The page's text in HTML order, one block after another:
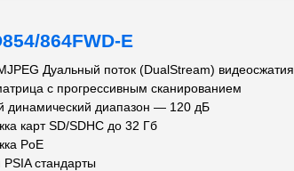
864FWD-E
Дуальный поток (DualStream) видеосжатия
с прогрессивным сканированием
динамический диапазон — 120 дБ
карт SD/SDHC до 32 Гб
PoE
стандарты